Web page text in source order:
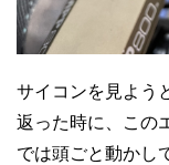
サイコンを見よう
返った時に、この
では頭ごと動かし